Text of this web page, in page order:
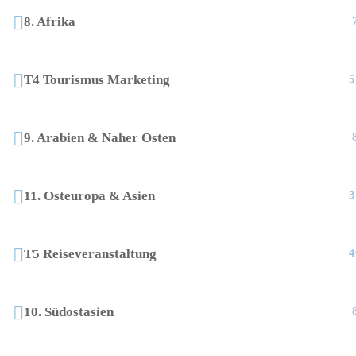
8. Afrika
T4 Tourismus Marketing
9. Arabien & Naher Osten
11. Osteuropa & Asien
T5 Reiseveranstaltung
10. Südostasien